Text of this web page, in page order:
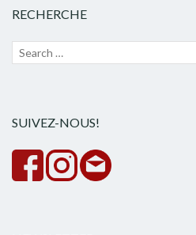
RECHERCHE
Recherche
SUIVEZ-NOUS!